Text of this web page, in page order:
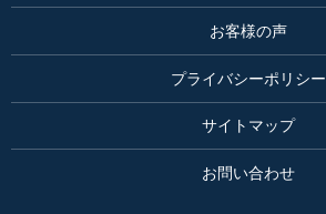
お客様の声
プライバシーポリシー
サイトマップ
お問い合わせ